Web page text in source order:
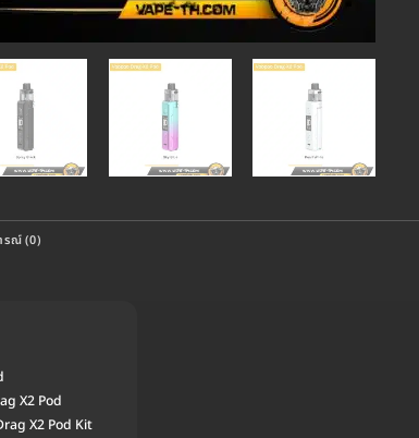
รณ์ (0)
X2 Pod
X2 Pod Kit